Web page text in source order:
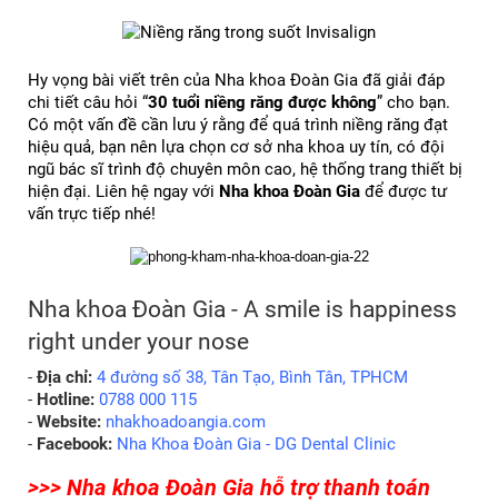
Hy vọng bài viết trên của Nha khoa Đoàn Gia đã giải đáp
chi tiết câu hỏi “30 tuổi niềng răng được không” cho bạn.
Có một vấn đề cần lưu ý rằng để quá trình niềng răng đạt
hiệu quả, bạn nên lựa chọn cơ sở nha khoa uy tín, có đội
ngũ bác sĩ trình độ chuyên môn cao, hệ thống trang thiết bị
hiện đại. Liên hệ ngay với Nha khoa Đoàn Gia để được tư
vấn trực tiếp nhé!
Nha khoa Đoàn Gia - A smile is happiness
right under your nose
- Địa chỉ: 4 đường số 38, Tân Tạo, Bình Tân, TPHCM
- Hotline: 0788 000 115
- Website: nhakhoadoangia.com
- Facebook: Nha Khoa Đoàn Gia - DG Dental Clinic
>>> Nha khoa Đoàn Gia hỗ trợ thanh toán